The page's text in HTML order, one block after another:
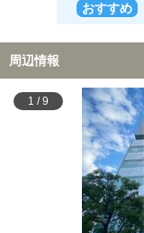
おすすめ
周辺情報
1 / 9